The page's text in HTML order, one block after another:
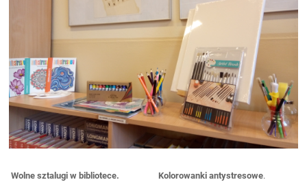
Wolne sztalugi w bibliotece. Kolorowanki antystresowe.